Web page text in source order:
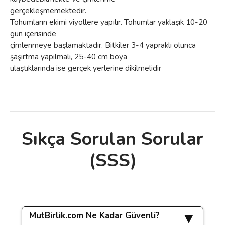
gerçekleşmemektedir.
Tohumların ekimi viyollere yapılır. Tohumlar yaklaşık 10-20
gün içerisinde
çimlenmeye başlamaktadır. Bitkiler 3-4 yapraklı olunca
şaşırtma yapılmalı, 25-40 cm boya
ulaştıklarında ise gerçek yerlerine dikilmelidir
Bu ürüne ilk yorumu siz yapın!
Yorum Yaz
Bu ürünün fiyat bilgisi, resim, ürün
açıklamalarında ve diğer konularda yetersiz
gördüğünüz noktaları öneri formunu
Sıkça Sorulan Sorular
(SSS)
MutBirlik.com Ne Kadar Güvenli?